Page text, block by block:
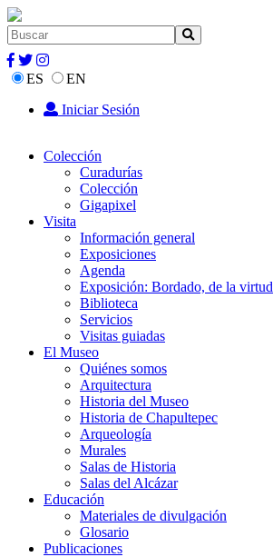
ES
EN
Iniciar Sesión
Colección
Curadurías
Colección
Gigapixel
Visita
Información general
Exposiciones
Agenda
Exposición: Bordado, de la virtud
Biblioteca
Servicios
Visitas guiadas
El Museo
Quiénes somos
Arquitectura
Historia del Museo
Historia de Chapultepec
Arqueología
Murales
Salas de Historia
Salas del Alcázar
Educación
Materiales de divulgación
Glosario
Publicaciones